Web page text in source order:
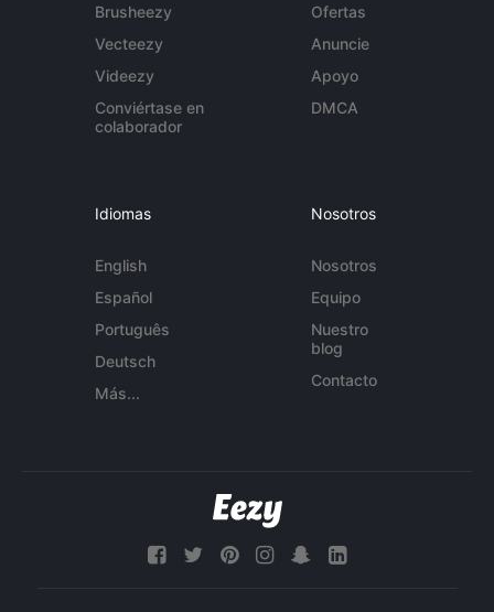
Brusheezy
Vecteezy
Videezy
Conviértase en
colaborador
Ofertas
Anuncie
Apoyo
DMCA
Idiomas
English
Español
Português
Deutsch
Más...
Nosotros
Nosotros
Equipo
Nuestro
blog
Contacto